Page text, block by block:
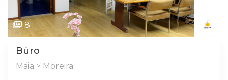
8
Büro
Maia > Moreira